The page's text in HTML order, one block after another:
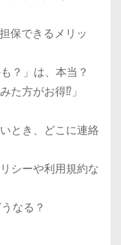
保できるメリッ
？」は、本当？
た方がお得⁉」
とき、どこに連絡
シーや利用規約な
なる？